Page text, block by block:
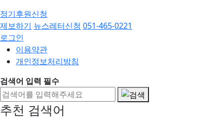
정기후원신청
제보하기 뉴스레터신청 051-465-0221
로그인
이용약관
개인정보처리방침
검색어 입력 필수
추천 검색어